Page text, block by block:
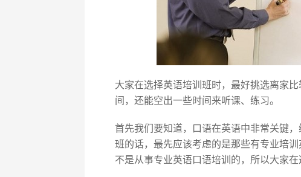
大家在选择英语培训班时，最好挑选离家
间，还能空出一些时间来听课、练习。
首先我们要知道，口语在英语中非常关键
班的话，最先应该考虑的是那些有专业培
不是从事专业英语口语培训的，所以大家